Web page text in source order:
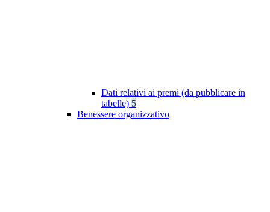
Dati relativi ai premi (da pubblicare in
tabelle) 5
Benessere organizzativo